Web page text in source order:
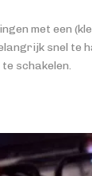
met een
snel te
schakelen.